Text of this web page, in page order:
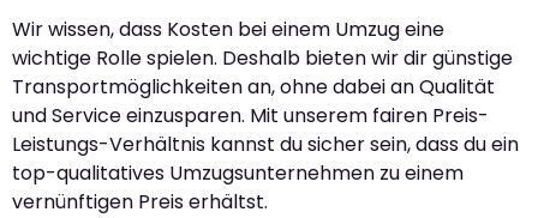
Wir wissen, dass Kosten bei einem Umzug eine
wichtige Rolle spielen. Deshalb bieten wir dir günstige
Transportmöglichkeiten an, ohne dabei an Qualität
und Service einzusparen. Mit unserem fairen Preis-
Leistungs-Verhältnis kannst du sicher sein, dass du ein
top-qualitatives Umzugsunternehmen zu einem
vernünftigen Preis erhältst.